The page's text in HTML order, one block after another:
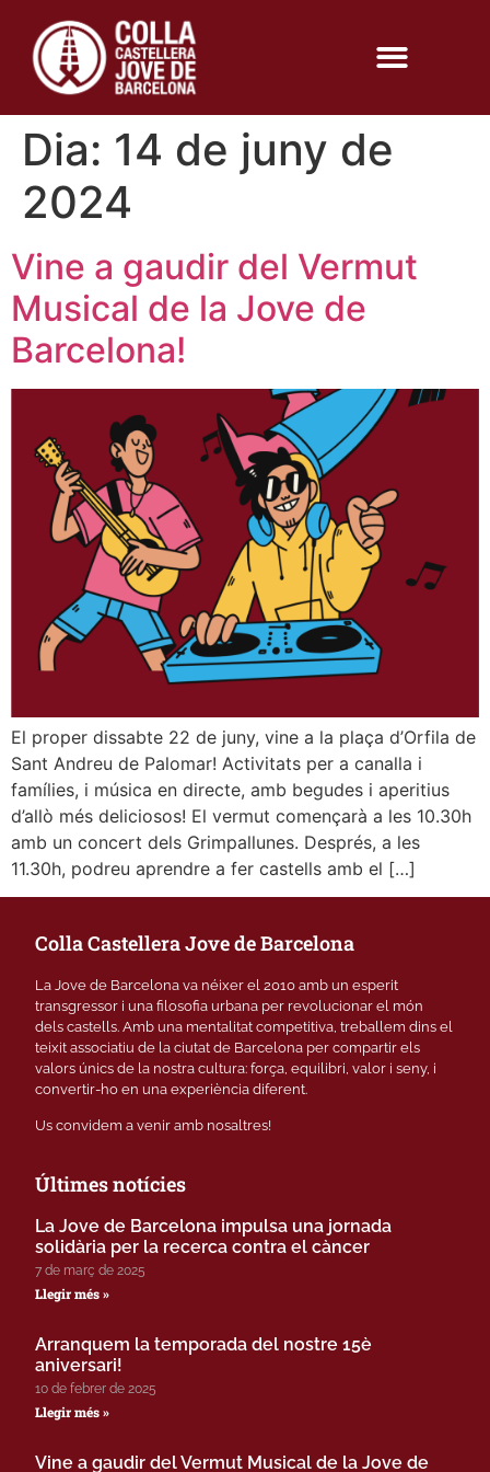
Dia: 14 de juny de
2024
Vine a gaudir del Vermut
Musical de la Jove de
Barcelona!
El proper dissabte 22 de juny, vine a la plaça d’Orfila de
Sant Andreu de Palomar! Activitats per a canalla i
famílies, i música en directe, amb begudes i aperitius
d’allò més deliciosos! El vermut començarà a les 10.30h
amb un concert dels Grimpallunes. Després, a les
11.30h, podreu aprendre a fer castells amb el […]
Colla Castellera Jove de Barcelona
La Jove de Barcelona va néixer el 2010 amb un esperit
transgressor i una filosofia urbana per revolucionar el món
dels castells. Amb una mentalitat competitiva, treballem dins el
teixit associatiu de la ciutat de Barcelona per compartir els
valors únics de la nostra cultura: força, equilibri, valor i seny, i
convertir-ho en una experiència diferent.
Us convidem a venir amb nosaltres!
Últimes notícies
La Jove de Barcelona impulsa una jornada
solidària per la recerca contra el càncer
7 de març de 2025
Llegir més »
Arranquem la temporada del nostre 15è
aniversari!
10 de febrer de 2025
Llegir més »
Vine a gaudir del Vermut Musical de la Jove de